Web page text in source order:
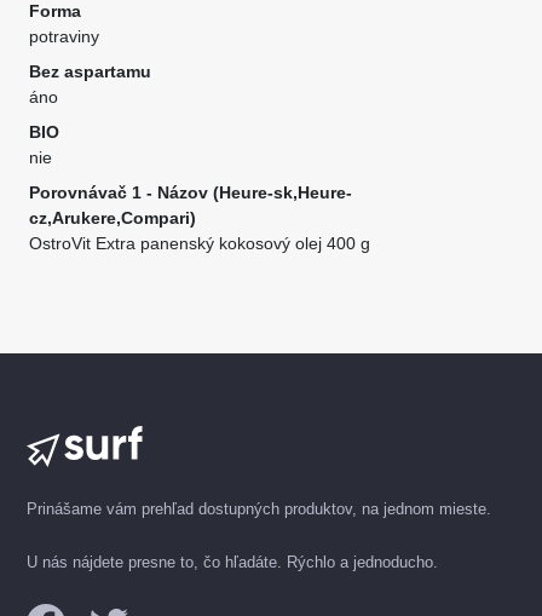
Forma
potraviny
Bez aspartamu
áno
BIO
nie
Porovnávač 1 - Názov (Heure-sk,Heure-
cz,Arukere,Compari)
OstroVit Extra panenský kokosový olej 400 g
Prinášame vám prehľad dostupných produktov, na jednom mieste.
U nás nájdete presne to, čo hľadáte. Rýchlo a jednoducho.